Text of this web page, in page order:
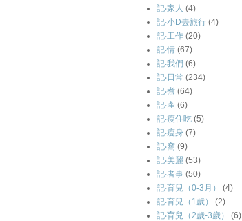
記‧家人 (4)
記‧小D去旅行 (4)
記‧工作 (20)
記‧情 (67)
記‧我們 (6)
記‧日常 (234)
記‧煮 (64)
記‧產 (6)
記‧瘦住吃 (5)
記‧瘦身 (7)
記‧窩 (9)
記‧美麗 (53)
記‧者事 (50)
記‧育兒（0-3月）
(4)
記‧育兒（1歲）
(2)
記‧育兒（2歲-3歲）
(6)